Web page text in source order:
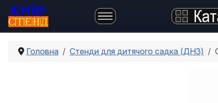
Головна Стенди для дитячого садка (ДНЗ)